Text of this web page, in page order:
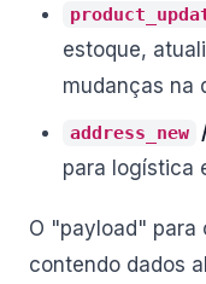
estoque,
mudanças na
address_new
para logística
O "payload" para
contendo dados